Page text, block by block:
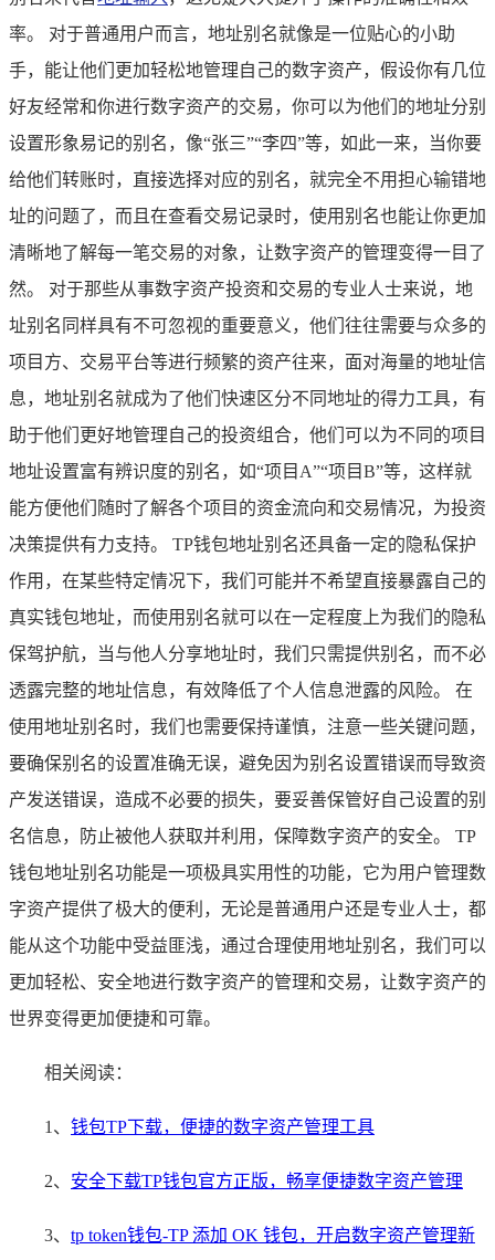
率。 对于普通用户而言，地址别名就像是一位贴心的小助
手，能让他们更加轻松地管理自己的数字资产，假设你有几位
好友经常和你进行数字资产的交易，你可以为他们的地址分别
设置形象易记的别名，像“张三”“李四”等，如此一来，当你要
给他们转账时，直接选择对应的别名，就完全不用担心输错地
址的问题了，而且在查看交易记录时，使用别名也能让你更加
清晰地了解每一笔交易的对象，让数字资产的管理变得一目了
然。 对于那些从事数字资产投资和交易的专业人士来说，地
址别名同样具有不可忽视的重要意义，他们往往需要与众多的
项目方、交易平台等进行频繁的资产往来，面对海量的地址信
息，地址别名就成为了他们快速区分不同地址的得力工具，有
助于他们更好地管理自己的投资组合，他们可以为不同的项目
地址设置富有辨识度的别名，如“项目A”“项目B”等，这样就
能方便他们随时了解各个项目的资金流向和交易情况，为投资
决策提供有力支持。 TP钱包地址别名还具备一定的隐私保护
作用，在某些特定情况下，我们可能并不希望直接暴露自己的
真实钱包地址，而使用别名就可以在一定程度上为我们的隐私
保驾护航，当与他人分享地址时，我们只需提供别名，而不必
透露完整的地址信息，有效降低了个人信息泄露的风险。 在
使用地址别名时，我们也需要保持谨慎，注意一些关键问题，
要确保别名的设置准确无误，避免因为别名设置错误而导致资
产发送错误，造成不必要的损失，要妥善保管好自己设置的别
名信息，防止被他人获取并利用，保障数字资产的安全。 TP
钱包地址别名功能是一项极具实用性的功能，它为用户管理数
字资产提供了极大的便利，无论是普通用户还是专业人士，都
能从这个功能中受益匪浅，通过合理使用地址别名，我们可以
更加轻松、安全地进行数字资产的管理和交易，让数字资产的
世界变得更加便捷和可靠。
相关阅读：
1、 钱包TP下载，便捷的数字资产管理工具
2、 安全下载TP钱包官方正版，畅享便捷数字资产管理
3、 tp token钱包-TP 添加 OK 钱包，开启数字资产管理新